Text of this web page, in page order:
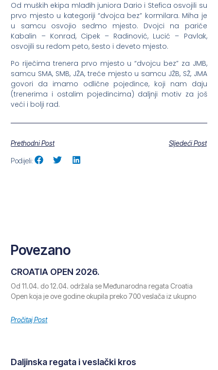
Od muških ekipa mlađih juniora Dario i Stefica osvojili su
prvo mjesto u kategoriji “dvojca bez” kormilara. Miha je
u samcu osvojio sedmo mjesto. Dvojci na pariće
Kabalin – Konrad, Cipek – Radinović, Lucić – Pavlak,
osvojili su redom peto, šesto i deveto mjesto.
Po riječima trenera prvo mjesto u “dvojcu bez” za JMB,
samcu SMA, SMB, JŽA, treće mjesto u samcu JŽB, SŽ, JMA
govori da imamo odlične pojedince, koji nam daju
(trenerima i ostalim pojedincima) daljnji motiv za još
veći i bolji rad.
Prethodni Post Sljedeći Post
Podijeli:
Povezano
CROATIA OPEN 2026.
Od 11.04. do 12.04. održala se Međunarodna regata Croatia
Open koja je ove godine okupila preko 700 veslača iz ukupno
Pročitaj Post
Daljinska regata i veslački kros